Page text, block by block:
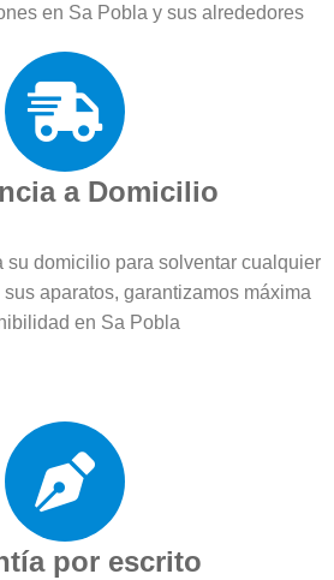
en Sa Pobla y sus alrededores
a Domicilio
su domicilio para solventar cualquier
aparatos, garantizamos máxima
en Sa Pobla
por escrito